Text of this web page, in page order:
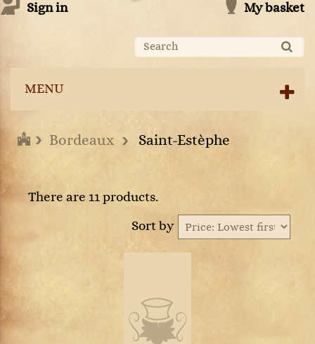
My basket
Sign in
MENU
Bordeaux Saint-Estèphe
There are 11 products.
Sort by